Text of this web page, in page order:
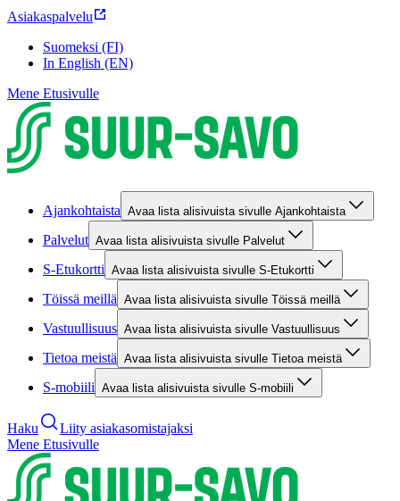
Asiakaspalvelu
Suomeksi (FI)
In English (EN)
Mene Etusivulle
Ajankohtaista Avaa lista alisivuista sivulle Ajankohtaista
Palvelut Avaa lista alisivuista sivulle Palvelut
S-Etukortti Avaa lista alisivuista sivulle S-Etukortti
Töissä meillä Avaa lista alisivuista sivulle Töissä meillä
Vastuullisuus Avaa lista alisivuista sivulle Vastuullisuus
Tietoa meistä Avaa lista alisivuista sivulle Tietoa meistä
S-mobiili Avaa lista alisivuista sivulle S-mobiili
Haku
Liity asiakasomistajaksi
Mene Etusivulle